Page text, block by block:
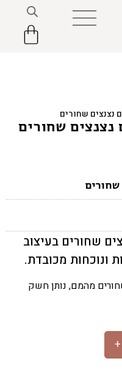
שחורים
שחורים
שחורים בעיצוב
ונוכחות מכובדת.
מהמם, נותן חשק
+